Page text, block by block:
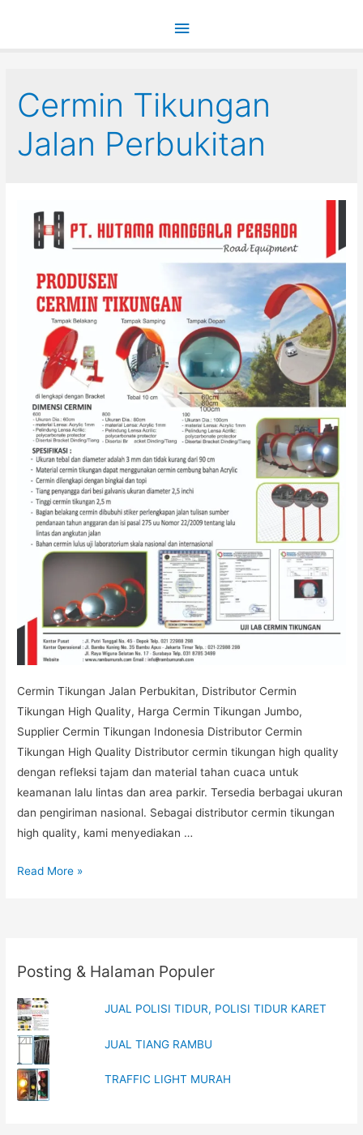
Main
Cermin Tikungan
Jalan Perbukitan
Cermin Tikungan Jalan Perbukitan, Distributor Cermin
Tikungan High Quality, Harga Cermin Tikungan Jumbo,
Supplier Cermin Tikungan Indonesia Distributor Cermin
Tikungan High Quality Distributor cermin tikungan high quality
dengan refleksi tajam dan material tahan cuaca untuk
keamanan lalu lintas dan area parkir. Tersedia berbagai ukuran
dan pengiriman nasional. Sebagai distributor cermin tikungan
high quality, kami menyediakan …
Cermin
Cermin
High
Quality,
Harga
Cermin
Tikungan
Read More »
Posting & Halaman Populer
JUAL POLISI TIDUR, POLISI TIDUR KARET
JUAL TIANG RAMBU
TRAFFIC LIGHT MURAH